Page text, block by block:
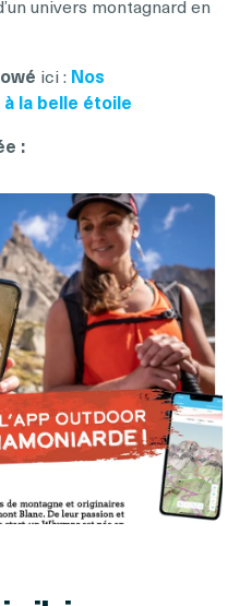
univers montagnard en
ici : Nos
la belle étoile
: